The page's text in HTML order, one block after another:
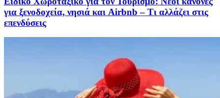
για ξενοδοχεία, νησιά και Airbnb – Τι αλλάζει στις
επενδύσεις